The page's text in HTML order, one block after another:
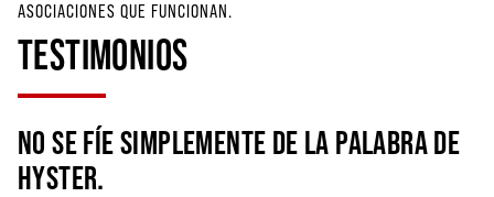
ASOCIACIONES QUE FUNCIONAN.
TESTIMONIOS
NO SE FÍE SIMPLEMENTE DE LA PALABRA DE
HYSTER.